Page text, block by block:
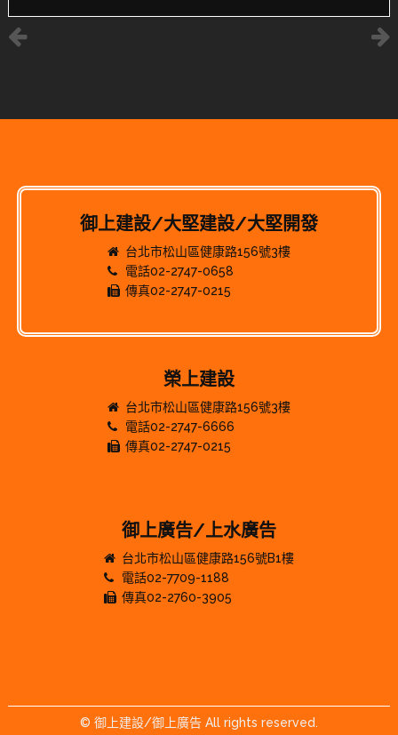
御上建設/大堅建設/大堅開發
台北市松山區健康路156號3樓
電話02-2747-0658
傳真02-2747-0215
榮上建設
台北市松山區健康路156號3樓
電話02-2747-6666
傳真02-2747-0215
御上廣告/上水廣告
台北市松山區健康路156號B1樓
電話02-7709-1188
傳真02-2760-3905
© 御上建設/御上廣告 All rights reserved.